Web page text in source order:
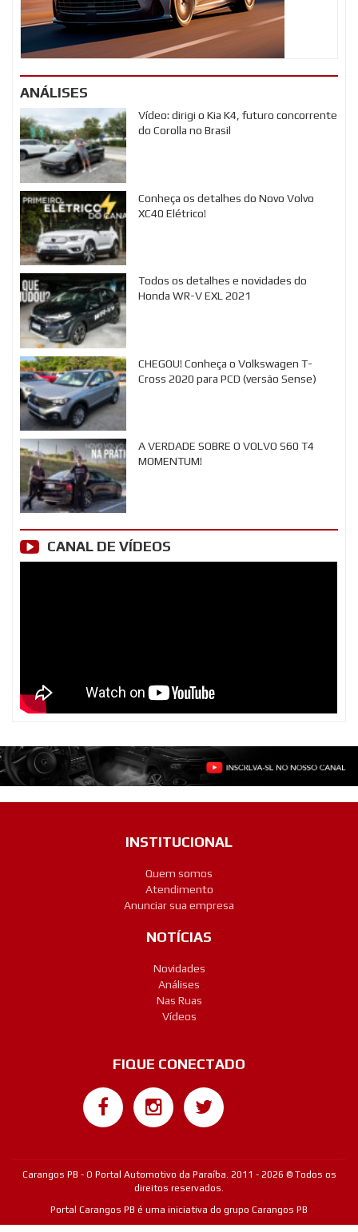
ANÁLISES
Vídeo: dirigi o Kia K4, futuro concorrente
do Corolla no Brasil
Conheça os detalhes do Novo Volvo
XC40 Elétrico!
Todos os detalhes e novidades do
Honda WR-V EXL 2021
CHEGOU! Conheça o Volkswagen T-
Cross 2020 para PCD (versão Sense)
A VERDADE SOBRE O VOLVO S60 T4
MOMENTUM!
CANAL DE VÍDEOS
INSTITUCIONAL
Quem somos
Atendimento
Anunciar sua empresa
NOTÍCIAS
Novidades
Análises
Nas Ruas
Vídeos
FIQUE CONECTADO
Carangos PB - O Portal Automotivo da Paraíba. 2011 - 2026 © Todos os
direitos reservados.
Portal Carangos PB é uma iniciativa do grupo Carangos PB